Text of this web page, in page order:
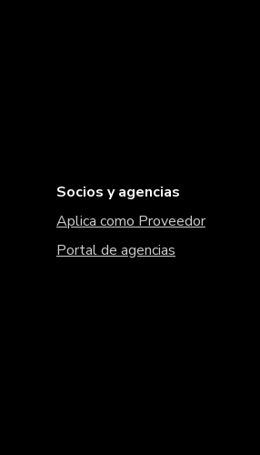
Socios y agencias
Aplica como Proveedor
Portal de agencias